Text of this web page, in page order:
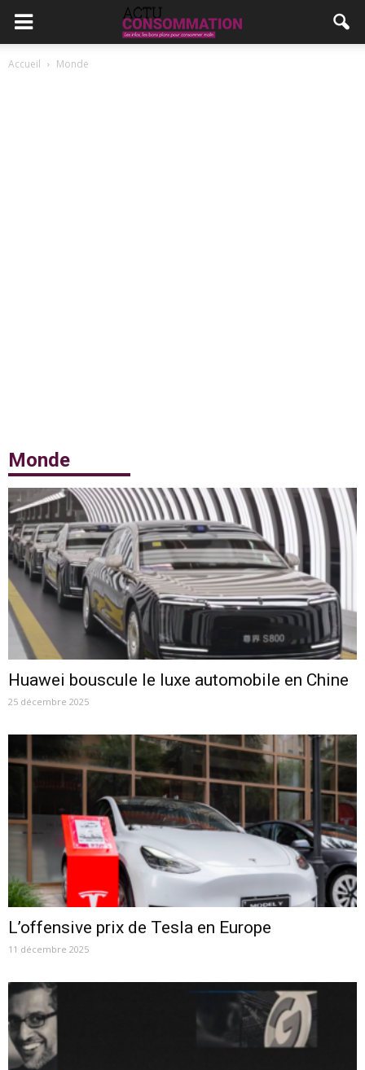
Accueil Monde
Monde
Huawei bouscule le luxe automobile en Chine
25 décembre 2025
L’offensive prix de Tesla en Europe
11 décembre 2025